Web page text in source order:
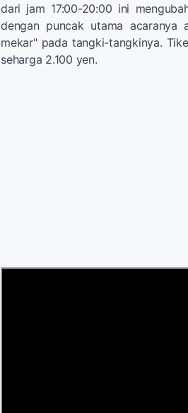
dari jam 17:00-20:00 ini
dengan puncak utama acaranya
mekar" pada tangki-tangkinya.
seharga 2.100 yen.